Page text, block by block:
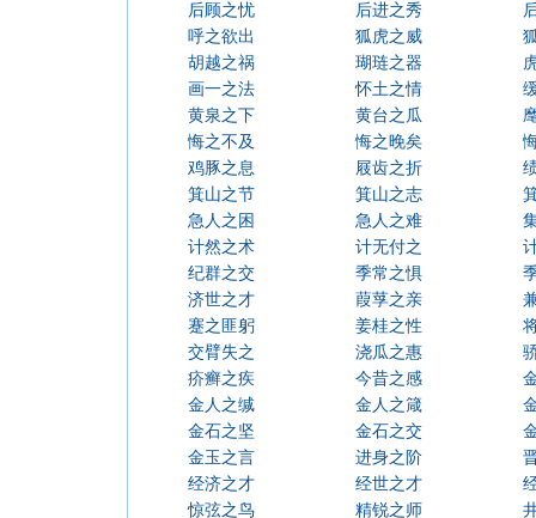
后顾之忧
后进之秀
呼之欲出
狐虎之威
胡越之祸
瑚琏之器
画一之法
怀土之情
黄泉之下
黄台之瓜
悔之不及
悔之晚矣
鸡豚之息
屐齿之折
箕山之节
箕山之志
急人之困
急人之难
计然之术
计无付之
纪群之交
季常之惧
济世之才
葭莩之亲
蹇之匪躬
姜桂之性
交臂失之
浇瓜之惠
疥癣之疾
今昔之感
金人之缄
金人之箴
金石之坚
金石之交
金玉之言
进身之阶
经济之才
经世之才
惊弦之鸟
精锐之师